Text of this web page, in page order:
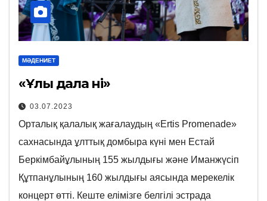
МӘДЕНИЕТ
«Ұлы дала үні»
03.07.2023
Орталық қалалық жағалаудың «Ertis Promenade»
сахнасында ұлттық домбыра күні мен Естай
Беркімбайұлының 155 жылдығы және Иманжүсіп
Құтпанұлының 160 жылдығы аясында мерекелік
концерт өтті. Кеште елімізге белгілі эстрада